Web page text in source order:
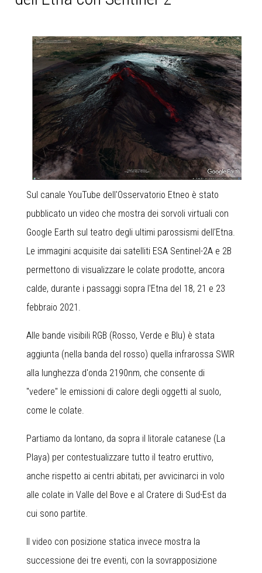
Sul canale YouTube dell'Osservatorio Etneo è stato
pubblicato un video che mostra dei sorvoli virtuali con
Google Earth sul teatro degli ultimi parossismi dell'Etna.
Le immagini acquisite dai satelliti ESA Sentinel-2A e 2B
permettono di visualizzare le colate prodotte, ancora
calde, durante i passaggi sopra l'Etna del 18, 21 e 23
febbraio 2021.
Alle bande visibili RGB (Rosso, Verde e Blu) è stata
aggiunta (nella banda del rosso) quella infrarossa SWIR
alla lunghezza d'onda 2190nm, che consente di
"vedere" le emissioni di calore degli oggetti al suolo,
come le colate.
Partiamo da lontano, da sopra il litorale catanese (La
Playa) per contestualizzare tutto il teatro eruttivo,
anche rispetto ai centri abitati, per avvicinarci in volo
alle colate in Valle del Bove e al Cratere di Sud-Est da
cui sono partite.
Il video con posizione statica invece mostra la
successione dei tre eventi, con la sovrapposizione